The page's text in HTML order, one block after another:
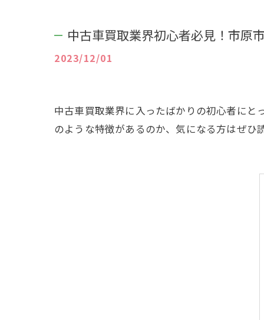
中古車買取業界初心者必見！市原
2023/12/01
中古車買取業界に入ったばかりの初心者にと
のような特徴があるのか、気になる方はぜひ